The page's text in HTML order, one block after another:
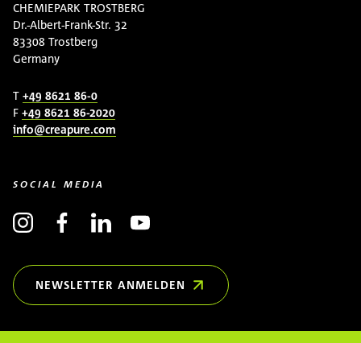
CHEMIEPARK TROSTBERG
Dr.-Albert-Frank-Str. 32
83308 Trostberg
Germany
T +49 8621 86-0
F +49 8621 86-2020
info@creapure.com
SOCIAL MEDIA
NEWSLETTER ANMELDEN
(ÖFFNET IN NEUEM FENSTER)